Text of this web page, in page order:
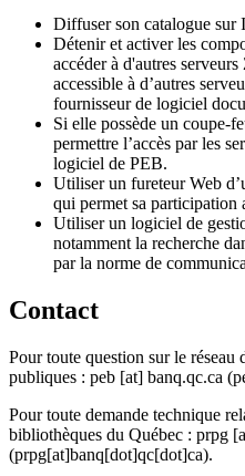
Diffuser son catalogue sur
Détenir et activer les
accéder à d'autres
accessible à d’autres
fournisseur de logiciel
Si elle possède un coupe-
permettre l’accès par les
logiciel de PEB.
Utiliser un fureteur Web d’
qui permet sa participation
Utiliser un logiciel de
notamment la recherche
par la norme de
Contact
Pour toute question sur le réseau
publiques : peb [at] banq.qc.ca
Pour toute demande technique
bibliothèques du Québec : prpg
(prpg[at]banq[dot]qc[dot]ca).